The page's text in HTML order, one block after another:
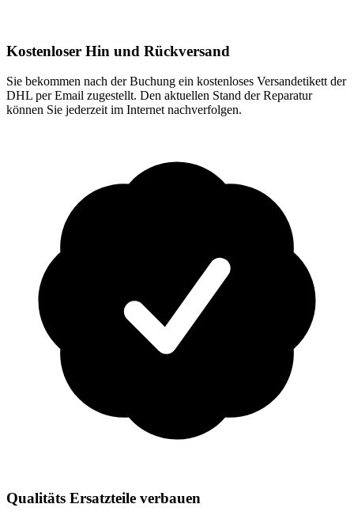
Kostenloser Hin und Rückversand
Sie bekommen nach der Buchung ein kostenloses Versandetikett der
DHL per Email zugestellt. Den aktuellen Stand der Reparatur
können Sie jederzeit im Internet nachverfolgen.
Qualitäts Ersatzteile verbauen